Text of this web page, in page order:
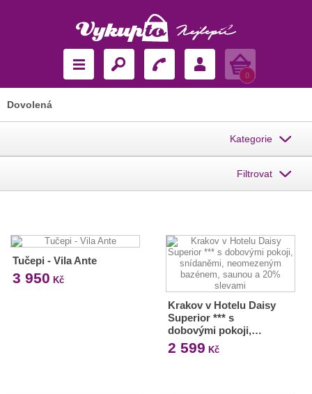
Košík
0
Dovolená
Kategorie
Filtrovat
Tučepi - Vila Ante
3 950 Kč
Krakov v Hotelu Daisy
Superior *** s
dobovými pokoji,…
2 599 Kč